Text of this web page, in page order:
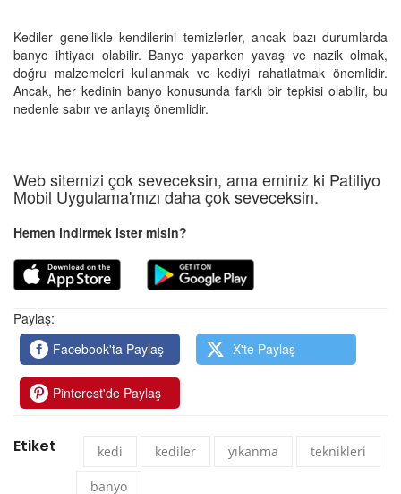
Kediler genellikle kendilerini temizlerler, ancak bazı durumlarda
banyo ihtiyacı olabilir. Banyo yaparken yavaş ve nazik olmak,
doğru malzemeleri kullanmak ve kediyi rahatlatmak önemlidir.
Ancak, her kedinin banyo konusunda farklı bir tepkisi olabilir, bu
nedenle sabır ve anlayış önemlidir.
Web sitemizi çok seveceksin, ama eminiz ki Patiliyo
Mobil Uygulama'mızı daha çok seveceksin.
Hemen indirmek ister misin?
Paylaş:
Facebook'ta Paylaş
X'te Paylaş
Pinterest'de Paylaş
Etiket kedi kediler yıkanma teknikleri
banyo